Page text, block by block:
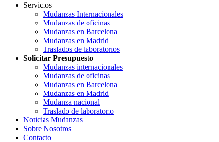
Servicios
Mudanzas Internacionales
Mudanzas de oficinas
Mudanzas en Barcelona
Mudanzas en Madrid
Traslados de laboratorios
Solicitar Presupuesto
Mudanzas internacionales
Mudanzas de oficinas
Mudanzas en Barcelona
Mudanzas en Madrid
Mudanza nacional
Traslado de laboratorio
Noticias Mudanzas
Sobre Nosotros
Contacto